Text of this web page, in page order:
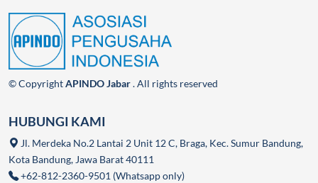
© CopyrightAPINDO Jabar. All rights reserved
HUBUNGI KAMI
Jl. Merdeka No.2 Lantai 2 Unit 12 C, Braga, Kec. Sumur Bandung,
Kota Bandung, Jawa Barat 40111
+62-812-2360-9501 (Whatsapp only)